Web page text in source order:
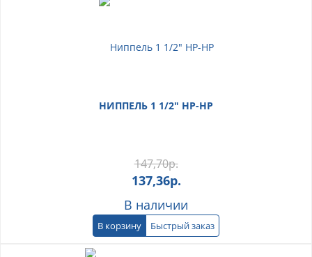
НИППЕЛЬ 1 1/2" НР-НР
147,70р.
137,36р.
В наличии
В корзину Быстрый заказ